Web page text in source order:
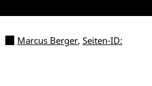
Marcus Berger, Seiten-ID: